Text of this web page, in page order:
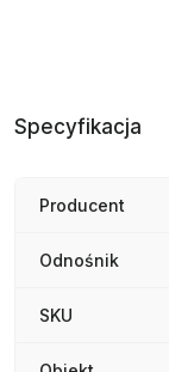
Specyfikacja
Producent
Odnośnik
SKU